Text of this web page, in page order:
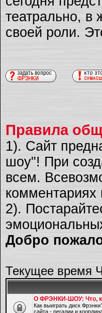
театрально, в
своей роли.
Правила
1). Сайт
шоу"! При
всем.
комментариях
2).
Добро
Текущее время
О ФРЭНКИ-ШОУ: Что,
Как выиграть диск
сайта - регалии и